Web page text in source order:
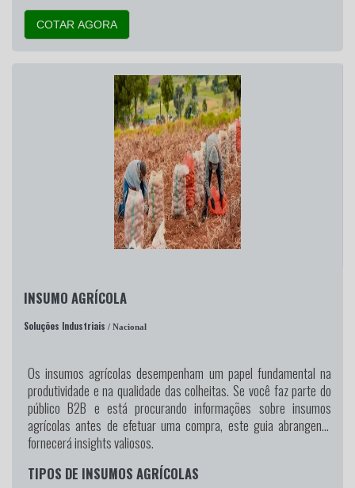
COTAR AGORA
INSUMO AGRÍCOLA
Soluções Industriais / Nacional
Os insumos agrícolas desempenham um papel fundamental na
produtividade e na qualidade das colheitas. Se você faz parte do
público B2B e está procurando informações sobre insumos
agrícolas antes de efetuar uma compra, este guia abrangente
fornecerá insights valiosos.
TIPOS DE INSUMOS AGRÍCOLAS